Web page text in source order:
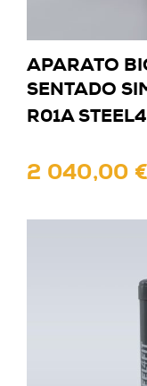
APARATO
SENTADO
R01A
2 040,00